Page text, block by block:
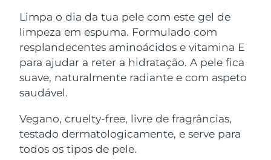
Limpa o dia da tua pele com este gel de
limpeza em espuma. Formulado com
resplandecentes aminoácidos e vitamina E
para ajudar a reter a hidratação. A pele fica
suave, naturalmente radiante e com aspeto
saudável.
Vegano, cruelty-free, livre de fragrâncias,
testado dermatologicamente, e serve para
todos os tipos de pele.